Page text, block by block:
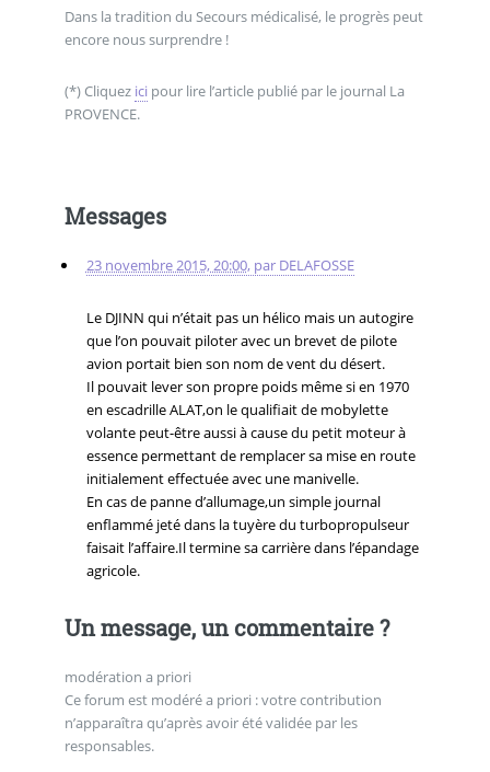
Dans la tradition du Secours médicalisé, le progrès peut
encore nous surprendre !
(*) Cliquez ici pour lire l’article publié par le journal La
PROVENCE.
Messages
23 novembre 2015, 20:00, par DELAFOSSE
Le DJINN qui n’était pas un hélico mais un autogire
que l’on pouvait piloter avec un brevet de pilote
avion portait bien son nom de vent du désert.
Il pouvait lever son propre poids même si en 1970
en escadrille ALAT,on le qualifiait de mobylette
volante peut-être aussi à cause du petit moteur à
essence permettant de remplacer sa mise en route
initialement effectuée avec une manivelle.
En cas de panne d’allumage,un simple journal
enflammé jeté dans la tuyère du turbopropulseur
faisait l’affaire.Il termine sa carrière dans l’épandage
agricole.
Un message, un commentaire ?
modération a priori
Ce forum est modéré a priori : votre contribution
n’apparaîtra qu’après avoir été validée par les
responsables.